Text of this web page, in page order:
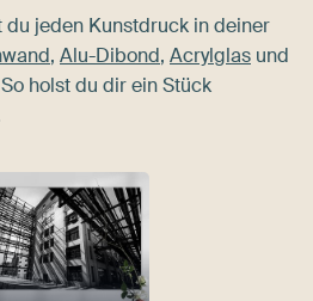
jeden Kunstdruck in deiner
, Alu-Dibond, Acrylglas und
holst du dir ein Stück